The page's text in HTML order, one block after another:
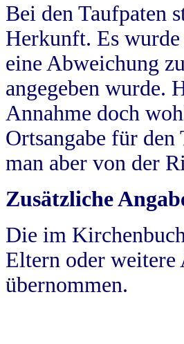
Bei den Taufpaten
Herkunft. Es wurde
eine Abweichung
angegeben wurde.
Annahme doch
Ortsangabe für
man aber von der
Zusätzliche
Die im
Eltern oder
übernommen.